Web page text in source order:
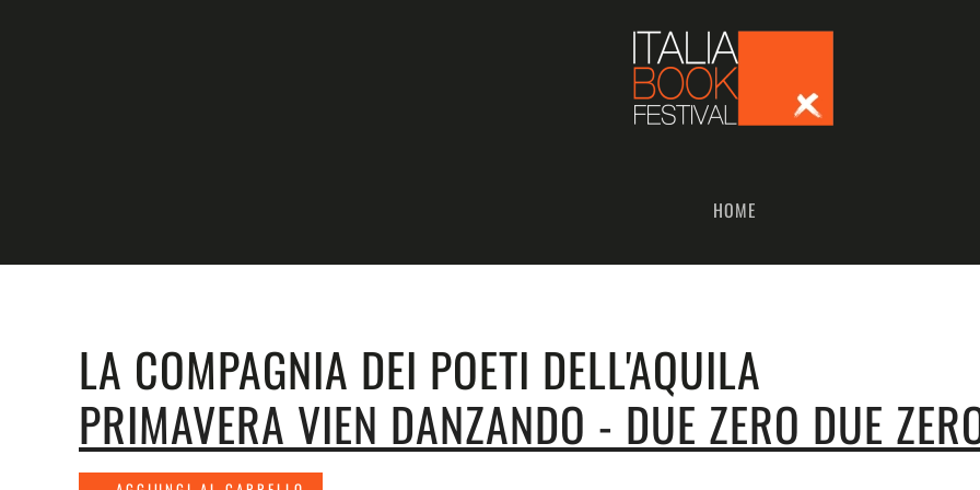
HOME
LA COMPAGNIA DEI POETI DELL'AQUILA
PRIMAVERA VIEN DANZANDO - DUE ZERO DUE